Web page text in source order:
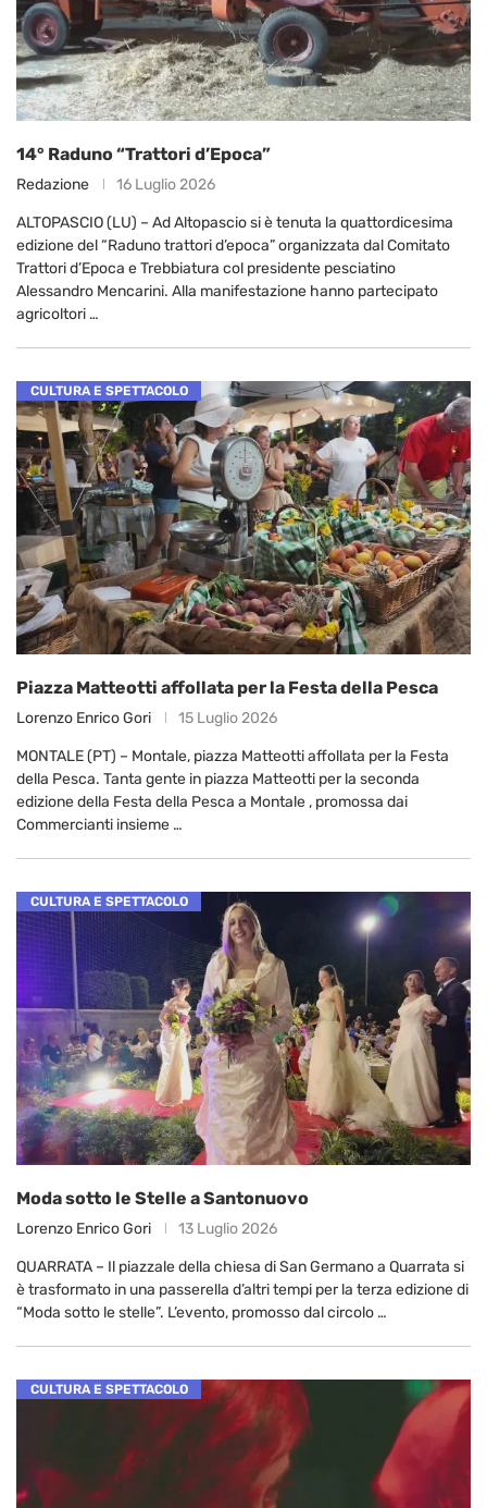
14° Raduno “Trattori d’Epoca”
Redazione 16 Luglio 2026
ALTOPASCIO (LU) – Ad Altopascio si è tenuta la quattordicesima
edizione del “Raduno trattori d’epoca” organizzata dal Comitato
Trattori d’Epoca e Trebbiatura col presidente pesciatino
Alessandro Mencarini. Alla manifestazione hanno partecipato
agricoltori …
CULTURA E SPETTACOLO
Piazza Matteotti affollata per la Festa della Pesca
Lorenzo Enrico Gori 15 Luglio 2026
MONTALE (PT) – Montale, piazza Matteotti affollata per la Festa
della Pesca. Tanta gente in piazza Matteotti per la seconda
edizione della Festa della Pesca a Montale , promossa dai
Commercianti insieme …
CULTURA E SPETTACOLO
Moda sotto le Stelle a Santonuovo
Lorenzo Enrico Gori 13 Luglio 2026
QUARRATA – Il piazzale della chiesa di San Germano a Quarrata si
è trasformato in una passerella d’altri tempi per la terza edizione di
“Moda sotto le stelle”. L’evento, promosso dal circolo …
CULTURA E SPETTACOLO